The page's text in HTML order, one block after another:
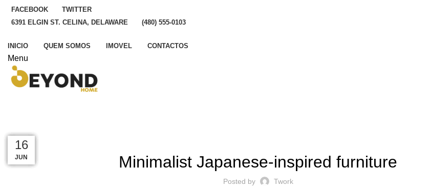
FACEBOOK
TWITTER
6391 ELGIN ST. CELINA, DELAWARE
(480) 555-0103
INICIO QUEM SOMOS IMOVEL CONTACTOS
Menu
Minimalist Japanese-inspired furniture
Posted by Twork
23
JUL
23
JUL
23
JUL
23
JUL
23
JUL
16
JUN